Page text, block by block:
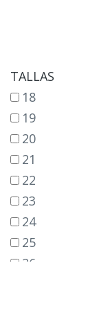
TALLAS
18
19
20
21
22
23
24
25
26